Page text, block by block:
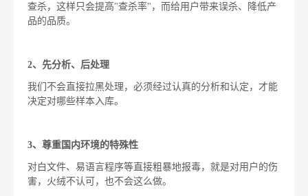
查杀，这样只会提高"查杀率"，而给用户带来误杀、降低产
品的品质。
2、先分析、后处理
我们不会直接拉黑处理，必须经过认真的分析和认定，才能
决定对哪些样本入库。
3、尊重国内环境的特殊性
对白文件、易语言程序等直接粗暴地报毒，就是对用户的伤
害，火绒不认可，也不会这么做。